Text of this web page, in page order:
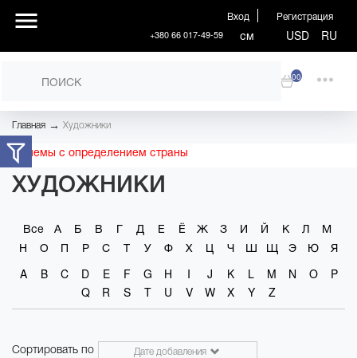
Вход Регистрация
+380 66 017-49-59 см USD RU
00
Главная → Художники
Проблемы с определением страны
ХУДОЖНИКИ
Все А Б В Г Д Е Ё Ж З И Й К Л
М
Н
О П Р С Т У Ф Х Ц Ч Ш Щ Э Ю
Я
A
B C D E F G H I J K L M N O
P
Q
R S T U V W X Y Z
Сортировать по Дате добавления